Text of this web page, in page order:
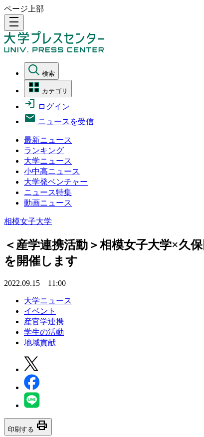
ページ上部
density_medium
検索
カテゴリ
ログイン
ニュースを受信
最新ニュース
ランキング
大学ニュース
小中高ニュース
大学発ベンチャー
ニュース特集
動画ニュース
相模女子大学
＜産学連携活動＞相模女子大学×久
を開催します
2022.09.15 11:00
大学ニュース
イベント
産官学連携
学生の活動
地域貢献
印刷する print